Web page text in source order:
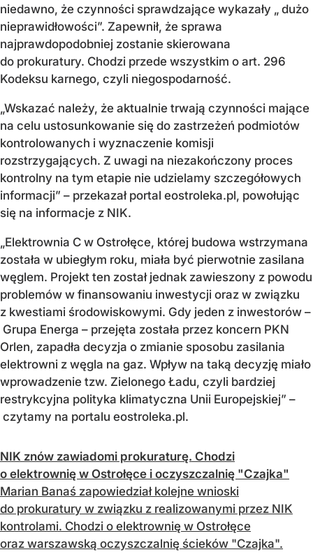
niedawno, że czynności sprawdzające wykazały „ dużo
nieprawidłowości”. Zapewnił, że sprawa
najprawdopodobniej zostanie skierowana
do prokuratury. Chodzi przede wszystkim o art. 296
Kodeksu karnego, czyli niegospodarność.
„Wskazać należy, że aktualnie trwają czynności mające
na celu ustosunkowanie się do zastrzeżeń podmiotów
kontrolowanych i wyznaczenie komisji
rozstrzygających. Z uwagi na niezakończony proces
kontrolny na tym etapie nie udzielamy szczegółowych
informacji” – przekazał portal eostroleka.pl, powołując
się na informacje z NIK.
„Elektrownia C w Ostrołęce, której budowa wstrzymana
została w ubiegłym roku, miała być pierwotnie zasilana
węglem. Projekt ten został jednak zawieszony z powodu
problemów w finansowaniu inwestycji oraz w związku
z kwestiami środowiskowymi. Gdy jeden z inwestorów –
Grupa Energa – przejęta została przez koncern PKN
Orlen, zapadła decyzja o zmianie sposobu zasilania
elektrowni z węgla na gaz. Wpływ na taką decyzję miało
wprowadzenie tzw. Zielonego Ładu, czyli bardziej
restrykcyjna polityka klimatyczna Unii Europejskiej” –
czytamy na portalu eostroleka.pl.
NIK znów zawiadomi prokuraturę. Chodzi
o elektrownię w Ostrołęce i oczyszczalnię "Czajka"
Marian Banaś zapowiedział kolejne wnioski
do prokuratury w związku z realizowanymi przez NIK
kontrolami. Chodzi o elektrownię w Ostrołęce
oraz warszawską oczyszczalnię ścieków "Czajka".